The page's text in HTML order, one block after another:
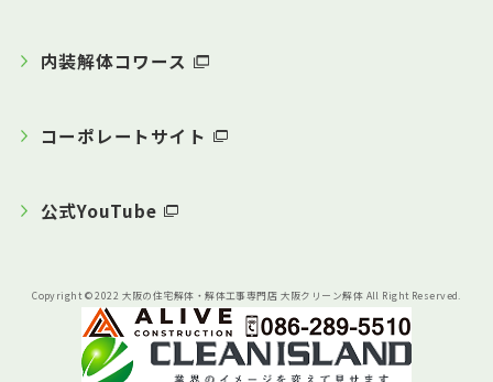
内装解体コワース
コーポレートサイト
公式YouTube
Copyright © 2022 大阪の住宅解体・解体工事専門店 大阪クリーン解体 All Right Reserved.